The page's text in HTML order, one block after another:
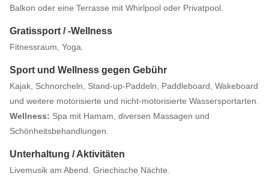
Balkon oder eine Terrasse mit Whirlpool oder Privatpool.
Gratissport / -Wellness
Fitnessraum, Yoga.
Sport und Wellness gegen Gebühr
Kajak, Schnorcheln, Stand-up-Paddeln, Paddleboard, Wakeboard
und weitere motorisierte und nicht-motorisierte Wassersportarten.
Wellness: Spa mit Hamam, diversen Massagen und
Schönheitsbehandlungen.
Unterhaltung / Aktivitäten
Livemusik am Abend. Griechische Nächte.